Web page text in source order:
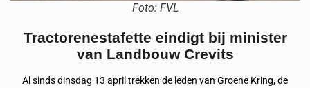
Foto: FVL
Tractorenestafette eindigt bij minister
van Landbouw Crevits
Al sinds dinsdag 13 april trekken de leden van Groene Kring, de